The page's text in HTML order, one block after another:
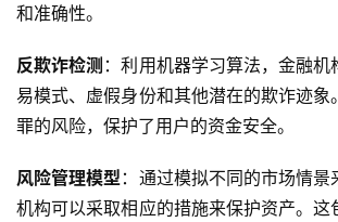
关
案
例
服
务
和准确性。
反欺诈检测 ：利用机器学习算法，金融机
易模式、虚假身份和其他潜在的欺诈迹象
罪的风险，保护了用户的资金安全。
风险管理模型 ：通过模拟不同的市场情景
机构可以采取相应的措施来保护资产。这